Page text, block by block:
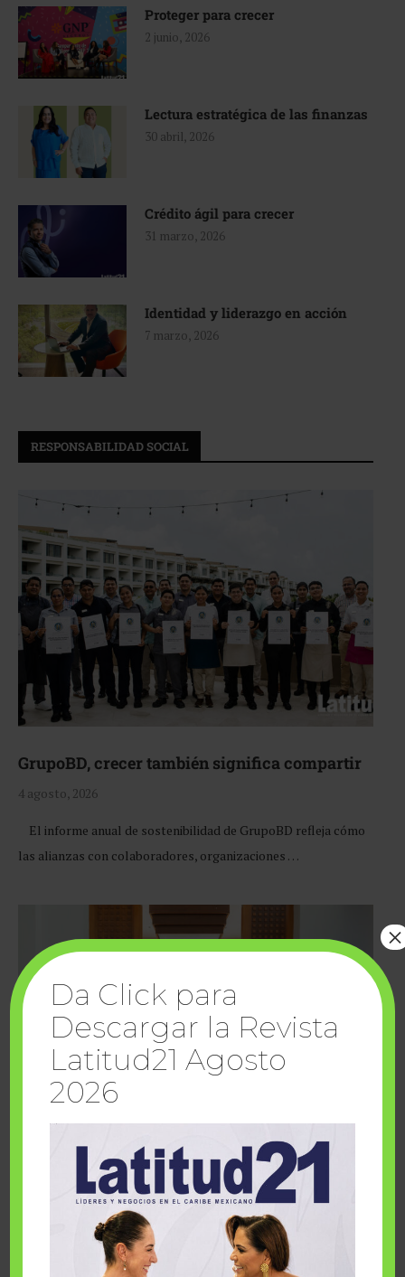
Proteger para crecer
2 junio, 2026
Lectura estratégica de las finanzas
30 abril, 2026
Crédito ágil para crecer
31 marzo, 2026
Identidad y liderazgo en acción
7 marzo, 2026
RESPONSABILIDAD SOCIAL
GrupoBD, crecer también significa compartir
4 agosto, 2026
El informe anual de sostenibilidad de GrupoBD refleja cómo
las alianzas con colaboradores, organizaciones …
Cuando la solidaridad inspira; cumplen
sueños Fairmont Mayakoba y Make-A-Wish
Da Click para
Descargar la Revista
Latitud21 Agosto
2026
×